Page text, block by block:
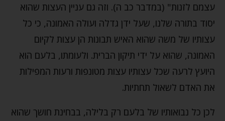
עצמם לזנות" (במדבר כב ה). וזה גם עניין העצות שהוא
יסוד בתורה שלנו, שעל ידן גדלה ועולה האמונה, כי כל
עצותיו של משה שהוא האיש תבונות הן עצות לקיום
האמונה, שהוא על ידי תיקון הברית. ולעומתו, בלעם הוא
היועץ לרעה שכל עצותיו עצות מטונפות ורעות המפילות
את האדם לשאול תחתיות.
לכן כל נבואותיו של בלעם רק בלילה, בבחינת חושך שהוא